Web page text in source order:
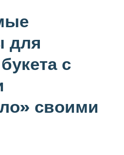
для
с
своими